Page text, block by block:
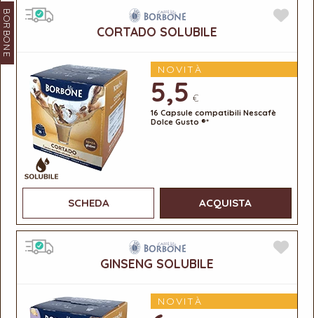
BORBONE CORTADO SOLUBILE
NOVITÀ
5,5 €
16 Capsule compatibili Nescafè
Dolce Gusto ®*
SCHEDA ACQUISTA
GINSENG SOLUBILE
NOVITÀ